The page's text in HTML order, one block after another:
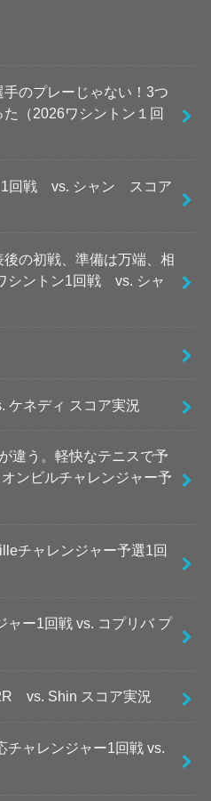
手のプレーじゃない！3つ
（2026ワシントン１回
1回戦 vs. シャン スコア
後の初戦、準備は万端、相
シントン1回戦 vs. シャ
ケネディ スコア実況
違う。軽快なテニスで予
ンビルチャレンジャー予
チャレンジャー予選1回
ャー1回戦 vs. コプリバ プ
vs. Shin スコア実況
チャレンジャー1回戦 vs.